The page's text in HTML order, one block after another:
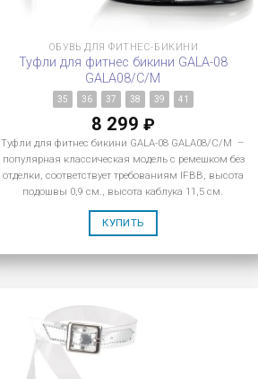
ОБУВЬ ДЛЯ ФИТНЕС-БИКИНИ
Туфли для фитнес бикини GALA-08
GALA08/C/M
35 36 37 38 39 41
8 299 ₽
Туфли для фитнес бикини GALA-08 GALA08/C/M –
популярная классическая модель с ремешком без
отделки, соответствует требованиям IFBB, высота
подошвы 0,9 см., высота каблука 11,5 см.
КУПИТЬ